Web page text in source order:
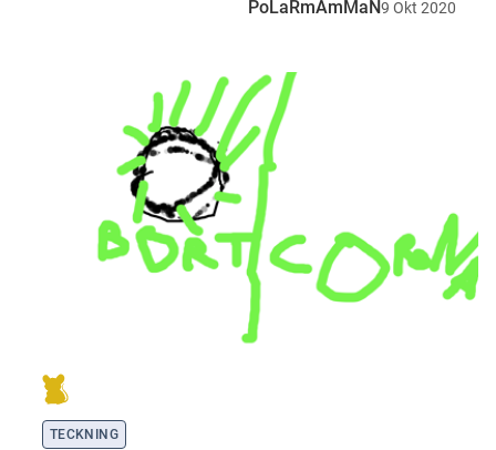
PoLaRmAmMaN9 Okt 2020
TECKNING